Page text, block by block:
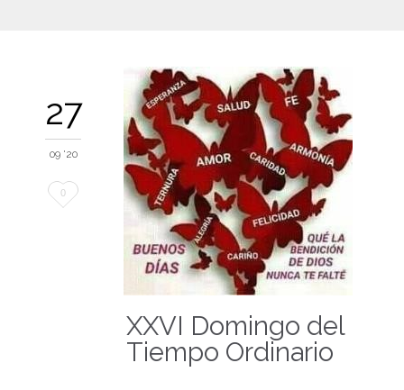
27
09 '20
Me
0
XXVI Domingo del
Tiempo Ordinario